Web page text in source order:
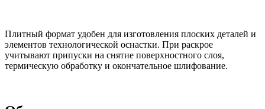
Плитный формат удобен для изготовления плоских деталей и
элементов технологической оснастки. При раскрое
учитывают припуски на снятие поверхностного слоя,
термическую обработку и окончательное шлифование.